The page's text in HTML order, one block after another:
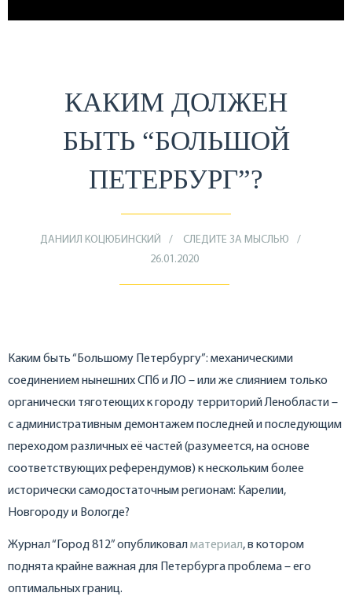
КАКИМ ДОЛЖЕН
БЫТЬ “БОЛЬШОЙ
ПЕТЕРБУРГ”?
ДАНИИЛ КОЦЮБИНСКИЙ
СЛЕДИТЕ ЗА МЫСЛЬЮ
26.01.2020
Каким быть “Большому Петербургу”: механическими
соединением нынешних СПб и ЛО – или же слиянием только
органически тяготеющих к городу территорий Ленобласти –
с административным демонтажем последней и последующим
переходом различных её частей (разумеется, на основе
соответствующих референдумов) к нескольким более
исторически самодостаточным регионам: Карелии,
Новгороду и Вологде?
Журнал “Город 812” опубликовалматериал, в котором
поднята крайне важная для Петербурга проблема – его
оптимальных границ.